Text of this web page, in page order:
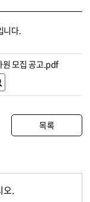
니다.
원 모집 공고.pdf
목록
오.